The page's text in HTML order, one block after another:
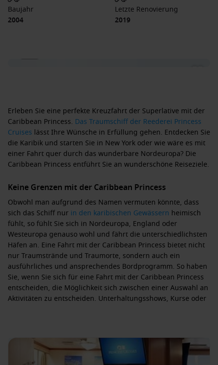
Baujahr
2004
Letzte Renovierung
2019
Erleben Sie eine perfekte Kreuzfahrt der Superlative mit der
Caribbean Princess. Das Traumschiff der Reederei Princess
Cruises lässt Ihre Wünsche in Erfüllung gehen. Entdecken Sie
die Karibik und starten Sie in New York oder wie wäre es mit
einer Fahrt quer durch das wunderbare Nordeuropa? Die
Caribbean Princess entführt Sie an wunderschöne Reiseziele.
Keine Grenzen mit der Caribbean Princess
Obwohl man aufgrund des Namen vermuten könnte, dass
sich das Schiff nur in den karibischen Gewässern heimisch
fühlt, so fühlt Sie sich in Nordeuropa, England oder
Westeuropa genauso wohl und fährt die unterschiedlichsten
Häfen an. Eine Fahrt mit der Caribbean Princess bietet nicht
nur Traumstrände und Traumorte, sondern auch ein
ausführliches und ansprechendes Bordprogramm. So haben
Sie, wenn Sie sich für eine Fahrt mit der Caribbean Princess
entscheiden, die Möglichkeit sich zwischen einer Auswahl an
Aktivitäten zu entscheiden. Unterhaltungsshows, Kurse oder
fahren. Des Weiteren gibt es eine Bibliothek, ein Internet-
Café sowie zahlreiche Duty-free Geschäfte. Für Golfer steht